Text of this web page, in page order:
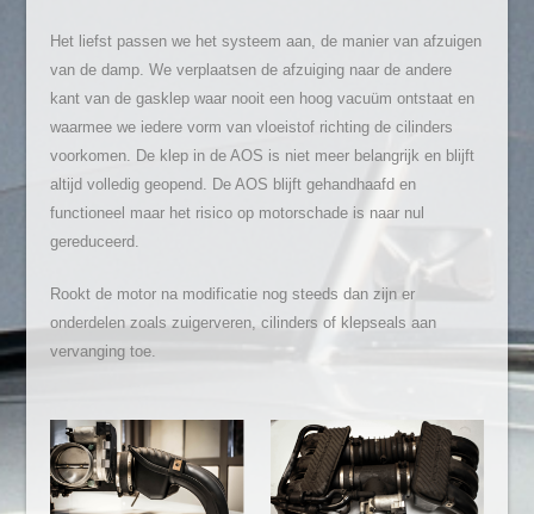
Het liefst passen we het systeem aan, de manier van afzuigen
van de damp. We verplaatsen de afzuiging naar de andere
kant van de gasklep waar nooit een hoog vacuüm ontstaat en
waarmee we iedere vorm van vloeistof richting de cilinders
voorkomen. De klep in de AOS is niet meer belangrijk en blijft
altijd volledig geopend. De AOS blijft gehandhaafd en
functioneel maar het risico op motorschade is naar nul
gereduceerd.
Rookt de motor na modificatie nog steeds dan zijn er
onderdelen zoals zuigerveren, cilinders of klepseals aan
vervanging toe.